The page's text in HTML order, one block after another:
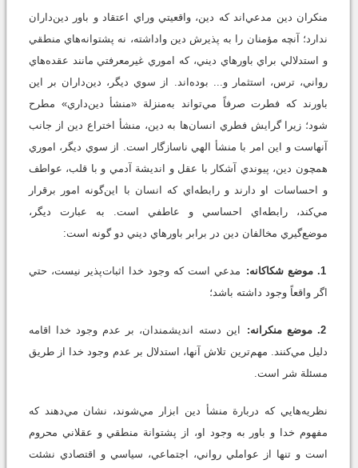
منكران دين مدعي‌اند كه دين، واقعيتي وراي اعتقاد و باور دين‌داران
ندارد؛ آنچه مؤمنان را به پذيرش دين واداشته، نه پشتوانه‌هاي منطقي
و استدلالي براي باورهاي ديني، كه اموري غيرمعرفتي مانند عقده‌هاي
رواني، ترس، استثمار و... بوده‌اند. از سوي ديگر، دين‌داران بر اين
باورند كه فطرت صرفاً مي‌تواند به‌منزلة «منشأ دين‌داري» مطرح
شود؛ زيرا گرايش فطري انسان‌ها به دين، منشأ اختراع دين از جانب
آنهاست و اين امر با منشأ الهي ناسازگار است. از سوي ديگر، اموري
همچون دين، پيوندي آشكار با عقل و انديشة آدمي و با قلب، عواطف
و احساسات او دارند و رابطه‌اي كه انسان با اين‌گونه امور برقرار
مي‌كند، رابطه‌اي احساسي و عاطفي است. به عبارت ديگر،
موضع‌گيري مخالفان دين در برابر باورهاي ديني دو گونه است:
1. موضع شكاكانه:
مدعي است كه وجود خدا اثبات‌پذير نيست، حتي
اگر واقعاً وجود داشته باشد؛
2. موضع منكرانه:
اين دسته انديشمندان، بر عدم وجود خدا اقامه
دليل مي‌كنند. مهم‌ترين تلاش آنها، استدلال بر عدم وجود خدا از طريق
مسئلة شر است.
نظريه‌هايي كه دربارة منشأ دين ابزار مي‌شوند، نشان مي‌دهند كه
مفهوم خدا و باور به وجود او، از پشتوانة منطقي و عقلاني محروم
است و تنها از عواملي رواني، اجتماعي، سياسي و اقتصادي نشئت